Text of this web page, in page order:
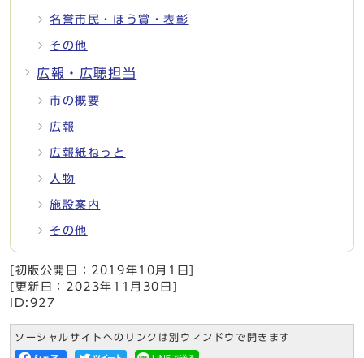
名誉市民・ほう賞・表彰
その他
広報・広聴担当
市の概要
広報
広報紙ねっと
人物
施設案内
その他
[初版公開日： 2019年10月1日
[更新日： 2023年11月30日
ID:927
ソーシャルサイトへのリンクは別ウィンドウで開きます